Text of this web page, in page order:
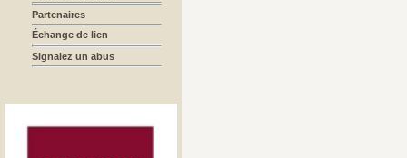
Partenaires
Échange de lien
Signalez un abus